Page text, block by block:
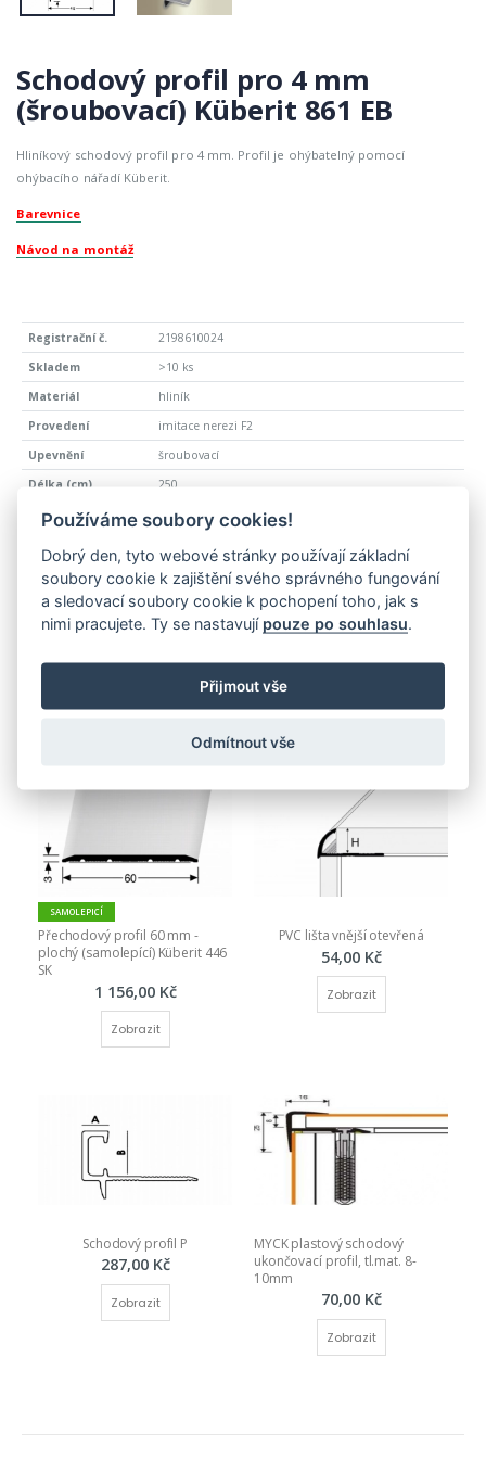
Schodový profil pro 4 mm
(šroubovací) Küberit 861 EB
Hliníkový schodový profil pro 4 mm. Profil je ohýbatelný pomocí
ohýbacího nářadí Küberit.
Barevnice
Návod na montáž
2198610024
>10 ks
hliník
imitace nerezi F2
šroubovací
250
1 065,00 Kč
PŘIDAT DO KOŠÍKU
Nejnovější produkty
SAMOLEPICÍ
Přechodový profil 60 mm -
plochý (samolepící) Küberit 446
SK
1 156,00 Kč
Zobrazit
PVC lišta vnější otevřená
54,00 Kč
Zobrazit
Schodový profil P
287,00 Kč
Zobrazit
MYCK plastový schodový
ukončovací profil, tl.mat. 8-
10mm
70,00 Kč
Zobrazit
Používáme soubory cookies!
Dobrý den, tyto webové stránky používají základní
soubory cookie k zajištění svého správného fungování
a sledovací soubory cookie k pochopení toho, jak s
nimi pracujete. Ty se nastavují pouze po souhlasu
Přijmout vše
Odmítnout vše